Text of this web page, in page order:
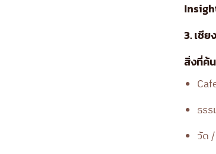
3. เชี
สิ่งที่ค้
ธร
วัด /